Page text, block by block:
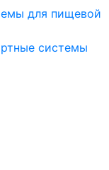
для пищевой
системы